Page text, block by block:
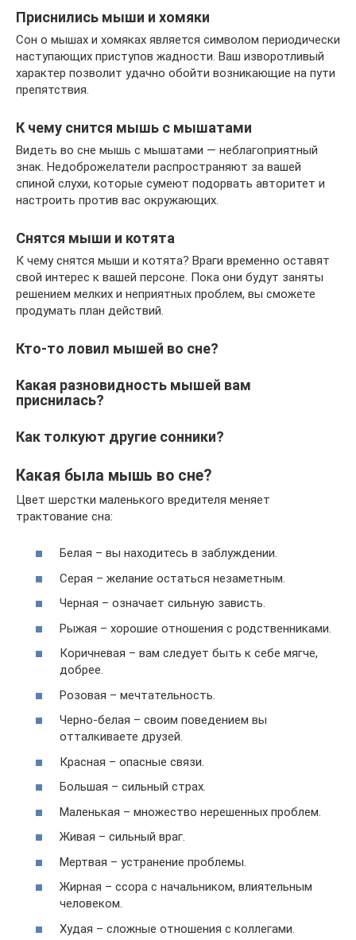
Приснились мыши и хомяки
Сон о мышах и хомяках является символом периодически
наступающих приступов жадности. Ваш изворотливый
характер позволит удачно обойти возникающие на пути
препятствия.
К чему снится мышь с мышатами
Видеть во сне мышь с мышатами — неблагоприятный
знак. Недоброжелатели распространяют за вашей
спиной слухи, которые сумеют подорвать авторитет и
настроить против вас окружающих.
Снятся мыши и котята
К чему снятся мыши и котята? Враги временно оставят
свой интерес к вашей персоне. Пока они будут заняты
решением мелких и неприятных проблем, вы сможете
продумать план действий.
Кто-то ловил мышей во сне?
Какая разновидность мышей вам
приснилась?
Как толкуют другие сонники?
Какая была мышь во сне?
Цвет шерстки маленького вредителя меняет
трактование сна:
Белая – вы находитесь в заблуждении.
Серая – желание остаться незаметным.
Черная – означает сильную зависть.
Рыжая – хорошие отношения с родственниками.
Коричневая – вам следует быть к себе мягче,
добрее.
Розовая – мечтательность.
Черно-белая – своим поведением вы
отталкиваете друзей.
Красная – опасные связи.
Большая – сильный страх.
Маленькая – множество нерешенных проблем.
Живая – сильный враг.
Мертвая – устранение проблемы.
Жирная – ссора с начальником, влиятельным
человеком.
Худая – сложные отношения с коллегами.